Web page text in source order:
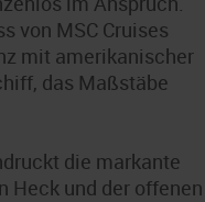
von MSC Cruises
mit amerikanischer
das Maßstäbe
die markante
Heck und der offenen